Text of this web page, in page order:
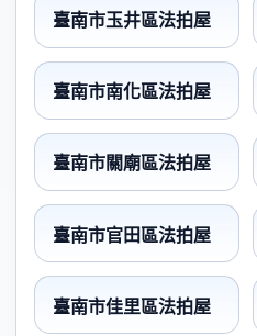
臺南市玉井區法拍屋
臺南市南化區法拍屋
臺南市關廟區法拍屋
臺南市官田區法拍屋
臺南市佳里區法拍屋